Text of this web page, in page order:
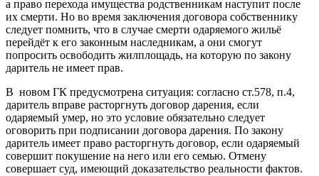
а право перехода имущества родственникам наступит после
их смерти. Но во время заключения договора собственнику
следует помнить, что в случае смерти одаряемого жильё
перейдёт к его законным наследникам, а они смогут
попросить освободить жилплощадь, на которую по закону
даритель не имеет прав.
В новом ГК предусмотрена ситуация: согласно ст.578, п.4,
даритель вправе расторгнуть договор дарения, если
одаряемый умер, но это условие обязательно следует
оговорить при подписании договора дарения. По закону
даритель имеет право расторгнуть договор, если одаряемый
совершит покушение на него или его семью. Отмену
совершает суд, имеющий доказательство реальности фактов.